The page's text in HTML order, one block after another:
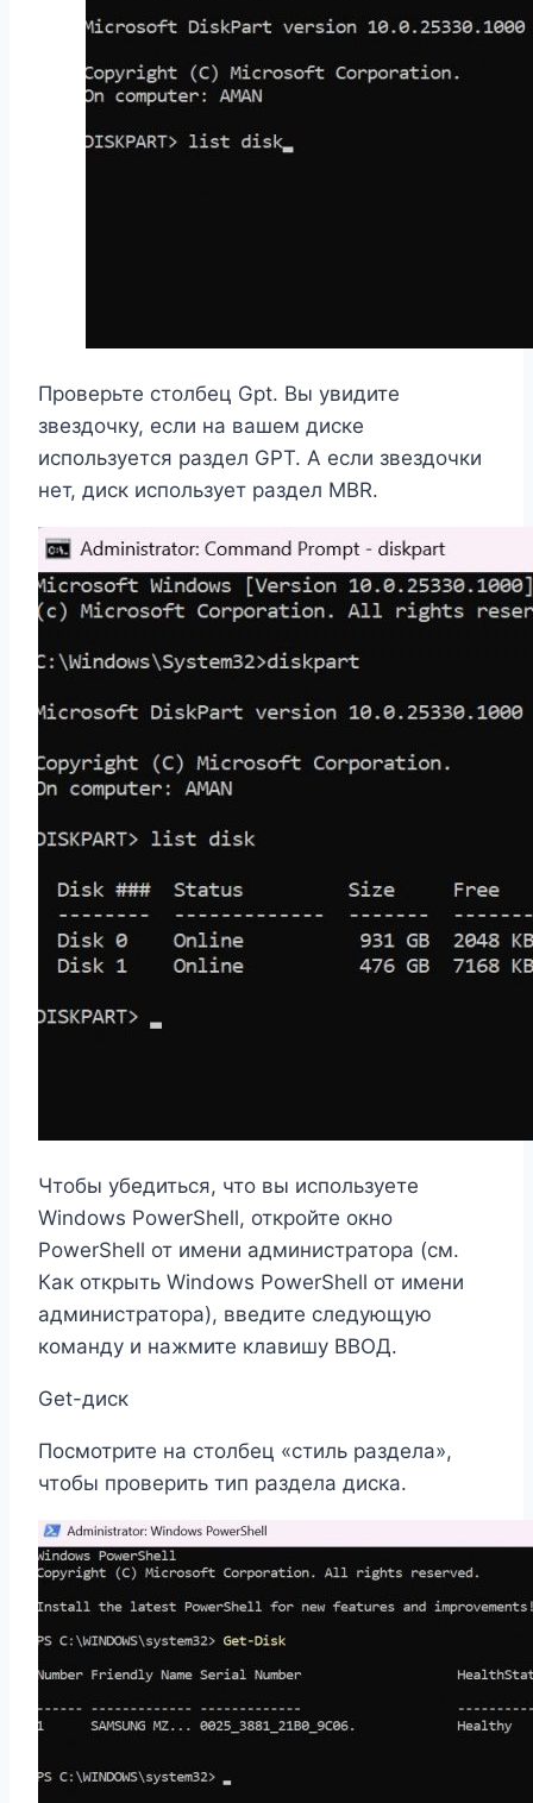
Проверьте столбец Gpt. Вы увидите
звездочку, если на вашем диске
используется раздел GPT. А если звездочки
нет, диск использует раздел MBR.
Чтобы убедиться, что вы используете
Windows PowerShell, откройте окно
PowerShell от имени администратора (см.
Как открыть Windows PowerShell от имени
администратора), введите следующую
команду и нажмите клавишу ВВОД.
Get-диск
Посмотрите на столбец «стиль раздела»,
чтобы проверить тип раздела диска.